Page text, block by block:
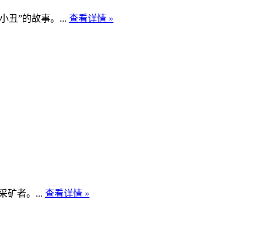
丑”的故事。... 查看详情 »
矿者。... 查看详情 »